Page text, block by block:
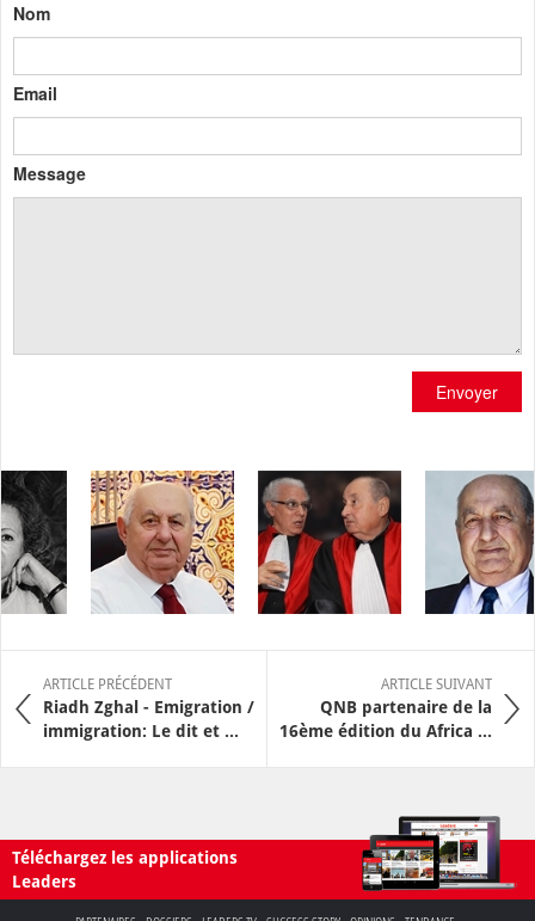
Nom
Email
Message
Envoyer
ARTICLE PRÉCÉDENT
Riadh Zghal - Emigration /
immigration: Le dit et ...
ARTICLE SUIVANT
QNB partenaire de la
16ème édition du Africa ...
Téléchargez les applications
Leaders